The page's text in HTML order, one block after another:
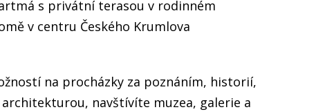
s privátní terasou v rodinném
v centru Českého Krumlova
na procházky za poznáním, historií,
navštívíte muzea, galerie a